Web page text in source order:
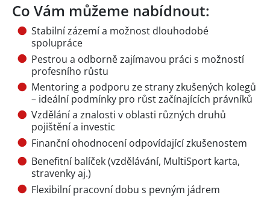
Co Vám můžeme nabídnout:
Stabilní zázemí a možnost dlouhodobé
spolupráce
Pestrou a odborně zajímavou práci s možností
profesního růstu
Mentoring a podporu ze strany zkušených kolegů
– ideální podmínky pro růst začínajících právníků
Vzdělání a znalosti v oblasti různých druhů
pojištění a investic
Finanční ohodnocení odpovídající zkušenostem
Benefitní balíček (vzdělávání, MultiSport karta,
stravenky aj.)
Flexibilní pracovní dobu s pevným jádrem